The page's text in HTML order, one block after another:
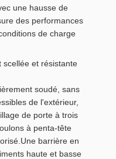
une hausse de
des performances
de charge
scellée et résistante
soudé, sans
de l'extérieur,
de porte à trois
à penta-tête
barrière en
haute et basse